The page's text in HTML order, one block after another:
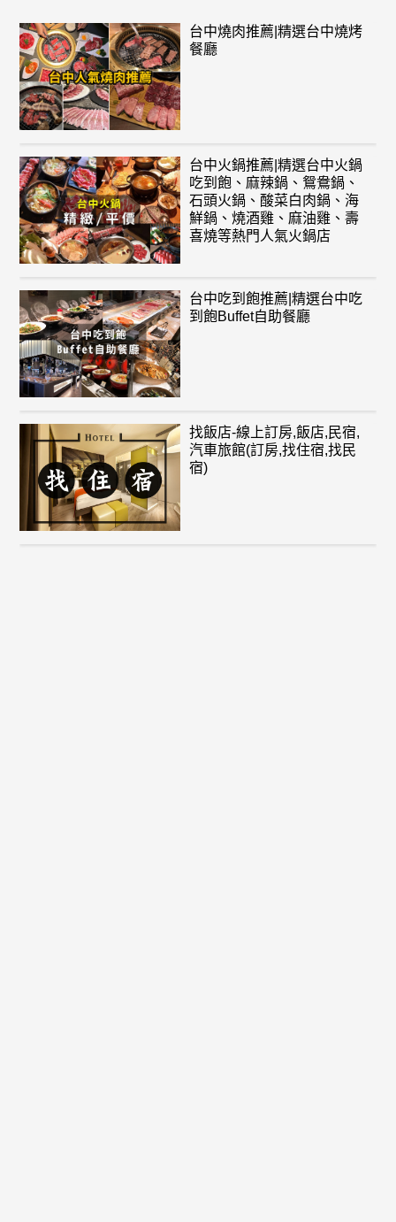
台中燒肉推薦|精選台中燒烤
餐廳
台中火鍋推薦|精選台中火鍋
吃到飽、麻辣鍋、鴛鴦鍋、
石頭火鍋、酸菜白肉鍋、海
鮮鍋、燒酒雞、麻油雞、壽
喜燒等熱門人氣火鍋店
台中吃到飽推薦|精選台中吃
到飽Buffet自助餐廳
找飯店-線上訂房,飯店,民宿,
汽車旅館(訂房,找住宿,找民
宿)